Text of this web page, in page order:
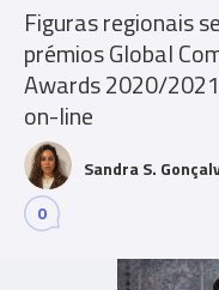
Figuras regionais
prémios Global
Awards 2020/
on-line
Sandra S.
0